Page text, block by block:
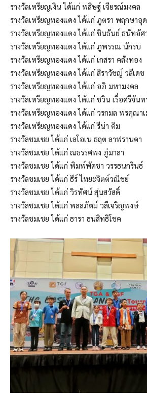
รางวัลเหรียญเงิน ได้แก่ พสิษฐ์ เจียรณ์มงคล
รางวัลเหรียญทองแดง ได้แก่ ภูตรา พฤกษาอุ
รางวัลเหรียญทองแดง ได้แก่ ชินธันย์ ธนัทอั
รางวัลเหรียญทองแดง ได้แก่ ภูพรรณ นักรบ
รางวัลเหรียญทองแดง ได้แก่ เกสรา คลังทอง
รางวัลเหรียญทองแดง ได้แก่ สิราวัชญ์ วลีเดช
รางวัลเหรียญทองแดง ได้แก่ อภิ มหามงคล
รางวัลเหรียญทองแดง ได้แก่ ชวิน เรื่อศรีจันท
รางวัลเหรียญทองแดง ได้แก่ วรกมล พรคุณา
รางวัลเหรียญทองแดง ได้แก่ รีน่า คิม
รางวัลชมเชย ได้แก่ เลโอเน ธฤต ลาฟรานคา
รางวัลชมเชย ได้แก่ ณธรรศพง ภู่มาลา
รางวัลชมเชย ได้แก่ พิมพ์พัดชา วรรธนกรินธ์
รางวัลชมเชย ได้แก่ ธีร์ ไทยะจิตต์วณิชย์
รางวัลชมเชย ได้แก่ วิรทัศน์ สุ่นสวัสดิ์
รางวัลชมเชย ได้แก่ พลลภัตม์ วลีเจริญพงษ์
รางวัลชมเชย ได้แก่ ธารา ธนสิทธิโชค